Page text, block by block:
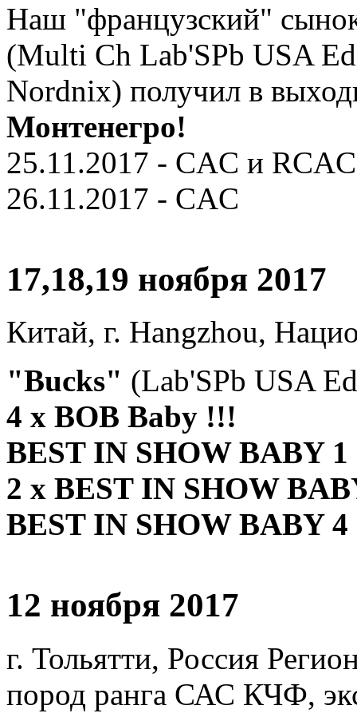
Наш "французский"
(Multi Ch Lab'SPb USA
Nordnix) получил в
Монтенегро!
25.11.2017 - CAC и
26.11.2017 - CAC
17,18,19 ноября 2017
Китай, г. Hangzhou,
"Bucks" (Lab'SPb USA
4 x BOB Baby !!!
BEST IN SHOW BABY
2 x BEST IN SHOW
BEST IN SHOW BABY
12 ноября 2017
г. Тольятти, Россия
пород ранга САС КЧФ,